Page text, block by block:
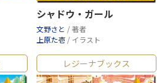
シャドウ・ガール
文野さと / 著者
上原た壱 / イラスト
レジーナブックス